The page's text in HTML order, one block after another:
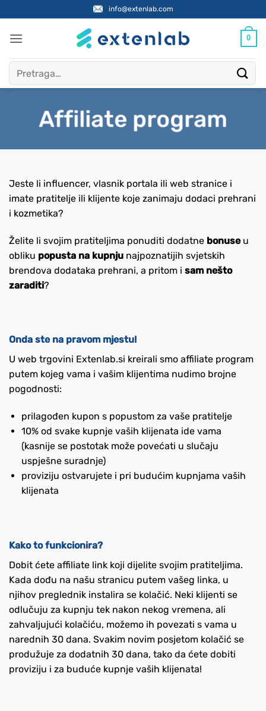
to
content
info@extenlab.com
0
Pretraži:
Affiliate program
Jeste li influencer, vlasnik portala ili web stranice i
imate pratitelje ili klijente koje zanimaju dodaci prehrani
i kozmetika?
Želite li svojim pratiteljima ponuditi dodatne bonuseu
obliku popusta na kupnju najpoznatijih svjetskih
brendova dodataka prehrani, a pritom i sam nešto
zaraditi?
Onda ste na pravom mjestu!
U web trgovini Extenlab.si kreirali smo affiliate program
putem kojeg vama i vašim klijentima nudimo brojne
pogodnosti:
prilagođen kupon s popustom za vaše pratitelje
10% od svake kupnje vaših klijenata ide vama
(kasnije se postotak može povećati u slučaju
uspješne suradnje)
proviziju ostvarujete i pri budućim kupnjama vaših
klijenata
Kako to funkcionira?
Dobit ćete affiliate link koji dijelite svojim pratiteljima.
Kada dođu na našu stranicu putem vašeg linka, u
njihov preglednik instalira se kolačić. Neki klijenti se
odlučuju za kupnju tek nakon nekog vremena, ali
zahvaljujući kolačiću, možemo ih povezati s vama u
narednih 30 dana. Svakim novim posjetom kolačić se
produžuje za dodatnih 30 dana, tako da ćete dobiti
proviziju i za buduće kupnje vaših klijenata!